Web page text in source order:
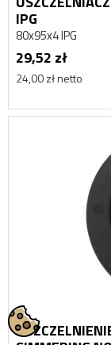
IPG
80x95x4 IPG
29,52 zł
24,00 zł netto